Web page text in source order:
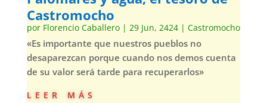
Castromocho
por Florencio Caballero| 29 Jun, 2424| Castromocho
«Es importante que nuestros pueblos no
desaparezcan porque cuando nos demos cuenta
de su valor será tarde para recuperarlos»
leer más